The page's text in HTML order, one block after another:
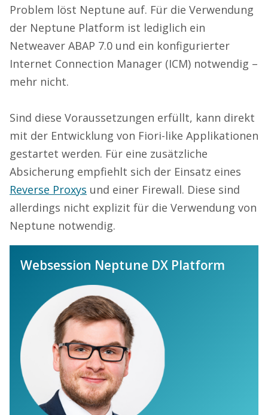
Problem löst Neptune auf. Für die Verwendung
der Neptune Platform ist lediglich ein
Netweaver ABAP 7.0 und ein konfigurierter
Internet Connection Manager (ICM) notwendig –
mehr nicht.
Sind diese Voraussetzungen erfüllt, kann direkt
mit der Entwicklung von Fiori-like Applikationen
gestartet werden. Für eine zusätzliche
Absicherung empfiehlt sich der Einsatz eines
Reverse Proxys und einer Firewall. Diese sind
allerdings nicht explizit für die Verwendung von
Neptune notwendig.
Websession Neptune DX Platform